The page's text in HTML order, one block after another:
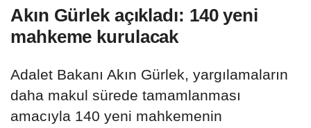
Akın Gürlek açıkladı: 140 yeni
mahkeme kurulacak
Adalet Bakanı Akın Gürlek, yargılamaların
daha makul sürede tamamlanması
amacıyla 140 yeni mahkemenin